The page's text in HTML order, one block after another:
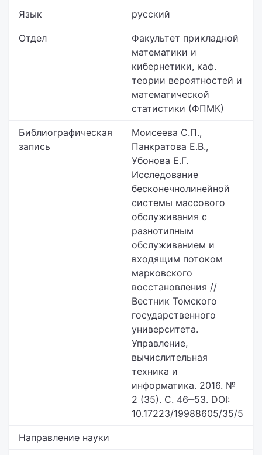
Язык русский
Отдел
Факультет прикладной
математики и
кибернетики, каф.
теории вероятностей и
математической
статистики (ФПМК)
Библиографическая
запись
Моисеева С.П.,
Панкратова Е.В.,
Убонова Е.Г.
Исследование
бесконечнолинейной
системы массового
обслуживания с
разнотипным
обслуживанием и
входящим потоком
марковского
восстановления //
Вестник Томского
государственного
университета.
Управление,
вычислительная
техника и
информатика. 2016. №
2 (35). С. 46‒53. DOI:
10.17223/19988605/35/5
Направление науки